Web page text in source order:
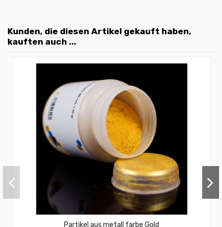
Kunden, die diesen Artikel gekauft haben,
kauften auch ...
Partikel aus metall farbe Gold